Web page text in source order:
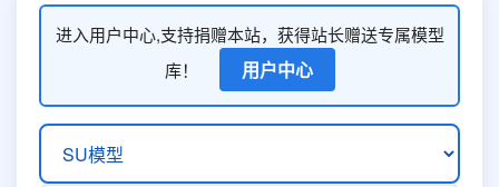
进入用户中心,支持捐赠本站，获得站长赠送专属模型
库！
用户中心